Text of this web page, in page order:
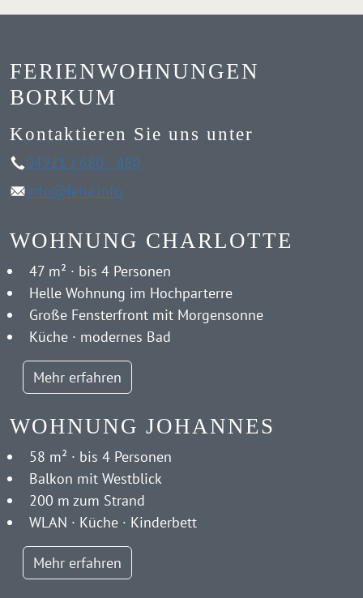
FERIENWOHNUNGEN
BORKUM
Kontaktieren Sie uns unter
04921 / 680 - 480
info@feha.info
WOHNUNG CHARLOTTE
47 m² · bis 4 Personen
Helle Wohnung im Hochparterre
Große Fensterfront mit Morgensonne
Küche · modernes Bad
Mehr erfahren
WOHNUNG JOHANNES
58 m² · bis 4 Personen
Balkon mit Westblick
200 m zum Strand
WLAN · Küche · Kinderbett
Mehr erfahren